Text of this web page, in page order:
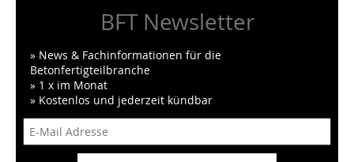
BFT Newsletter
» News & Fachinformationen für die
Betonfertigteilbranche
» 1 x im Monat
» Kostenlos und jederzeit kündbar